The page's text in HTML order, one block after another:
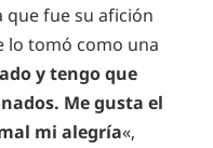
que fue su afición
lo tomó como una
y tengo que
Me gusta el
mi alegría«,